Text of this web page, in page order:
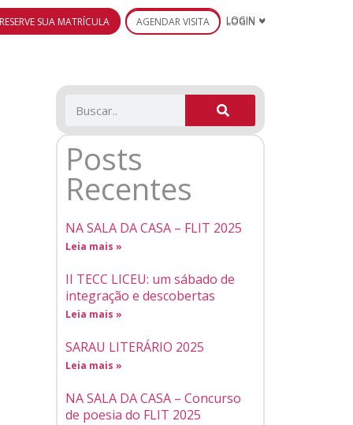
RESERVE SUA MATRÍCULA AGENDAR VISITA LOGIN
Posts
Recentes
NA SALA DA CASA – FLIT 2025
Leia mais »
II TECC LICEU: um sábado de
integração e descobertas
Leia mais »
SARAU LITERÁRIO 2025
Leia mais »
NA SALA DA CASA – Concurso
de poesia do FLIT 2025